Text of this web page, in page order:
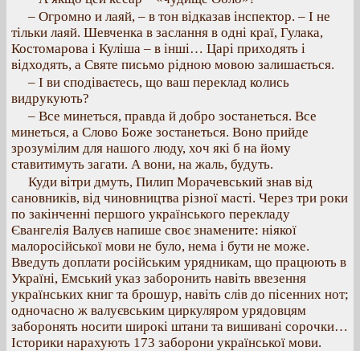
– Огромно и лаяй, – в тон відказав інспектор. – І не
тільки лаяй. Шевченка в заслання в одні краї, Гулака,
Костомарова і Куліша – в інші… Царі приходять і
відходять, а Святе письмо рідною мовою залишається.
– І ви сподіваєтесь, що ваш переклад колись
видрукують?
– Все минеться, правда й добро зостанеться. Все
минеться, а Слово Боже зостанеться. Воно прийде
зрозумілим для нашого люду, хоч які б на йому
ставитимуть загати. А вони, на жаль, будуть.
Куди вітри дмуть, Пилип Морачевський знав від
сановників, від чиновництва різної масті. Через три роки
по закінченні першого українського перекладу
Євангелія Валуєв напише своє знамените: ніякої
малоросійської мови не було, нема і бути не може.
Введуть доплати російським урядникам, що працюють в
Україні, Емський указ заборонить навіть ввезення
українських книг та брошур, навіть слів до пісенних нот;
одночасно ж валуєвським циркуляром урядовцям
заборонять носити широкі штани та вишивані сорочки…
Історики нарахують 173 заборони української мови.